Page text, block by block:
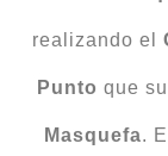
realizando el
Punto que
Masquefa.